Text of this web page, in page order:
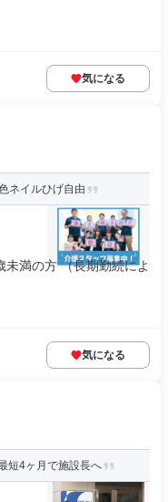
気になる
ネイルひげ自由
満の方 （長期勤続によ
気になる
短4ヶ月で施設長へ